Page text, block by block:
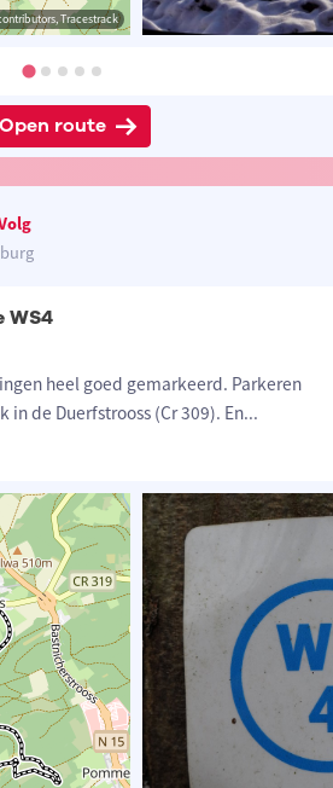
Tracestrack
Open route
WS4
heel goed gemarkeerd. Parkeren
de Duerfstrooss (Cr 309). En...